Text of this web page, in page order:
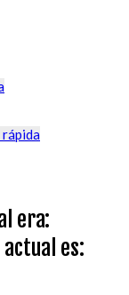
era:
actual es: